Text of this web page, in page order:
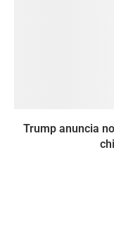
Trump anuncia